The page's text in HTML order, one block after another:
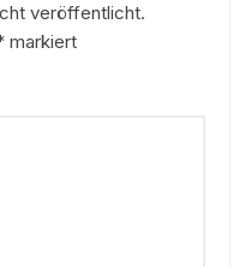
veröffentlicht.
markiert